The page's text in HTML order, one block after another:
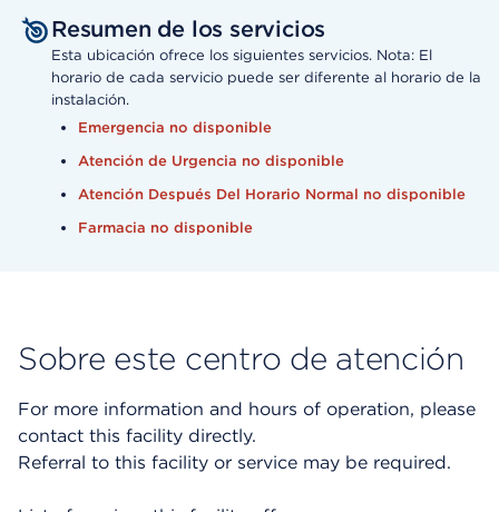
Resumen de los servicios
Esta ubicación ofrece los siguientes servicios. Nota: El
horario de cada servicio puede ser diferente al horario de la
instalación.
Emergencia no disponible
Atención de Urgencia no disponible
Atención Después Del Horario Normal no disponible
Farmacia no disponible
Sobre este centro de atención
For more information and hours of operation, please
contact this facility directly.
Referral to this facility or service may be required.